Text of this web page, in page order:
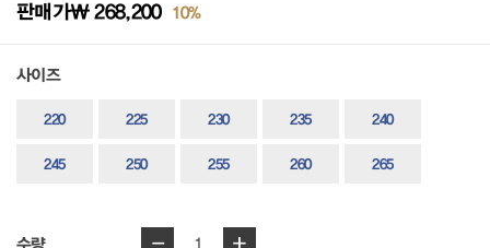
판매가₩ 268,200 10%
사이즈
220 225 230 235 240
245 250 255 260 265
수량 - 1 +